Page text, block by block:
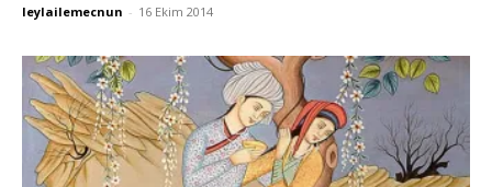
leylailemecnun - 16 Ekim 2014